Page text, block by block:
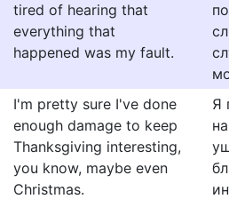
tired of hearing that
everything that
happened was my fault.
I'm pretty sure I've done
enough damage to keep
Thanksgiving interesting,
you know, maybe even
Christmas.
Я